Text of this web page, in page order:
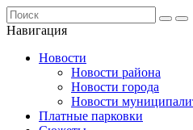
Навигация
Новости
Новости района
Новости города
Новости
Платные парковки